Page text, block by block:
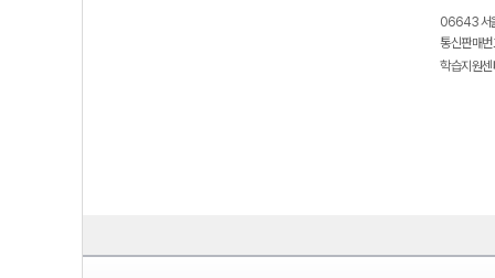
06643 서
통신판매
학습지원